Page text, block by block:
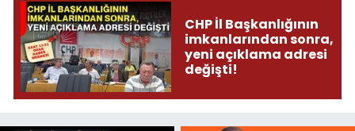
CHP İl Başkanlığının
imkanlarından sonra,
yeni açıklama adresi
değişti!